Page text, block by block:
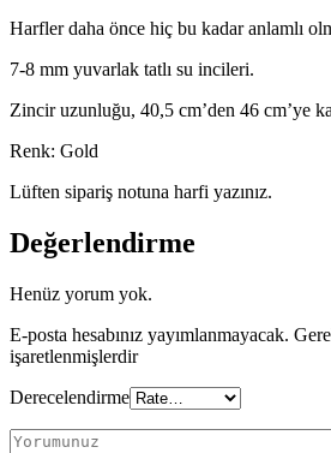
Harfler daha önce hiç bu kadar anlamlı
7-8 mm yuvarlak tatlı su incileri.
Zincir uzunluğu, 40,5 cm’den 46 cm’ye
Renk: Gold
Lüften sipariş notuna harfi yazınız.
Değerlendirme
Henüz yorum yok.
E-posta hesabınız yayımlanmayacak.
işaretlenmişlerdir
Derecelendirme